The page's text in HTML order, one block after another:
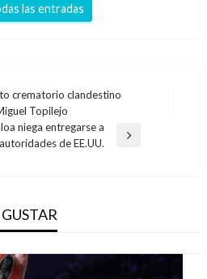
las entradas
crematorio clandestino
Topilejo
niega entregarse a
autoridades de EE.UU.